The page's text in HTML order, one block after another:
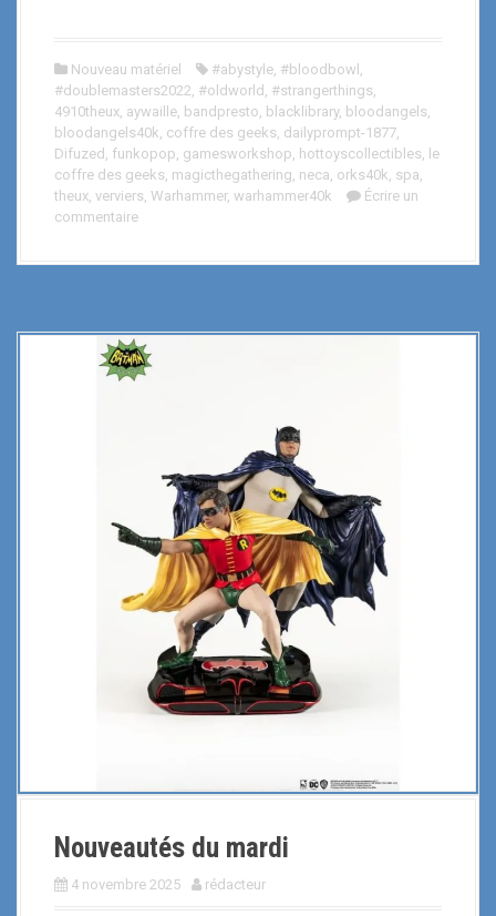
Nouveau matériel #abystyle #bloodbowl
#doublemasters2022 #oldworld #strangerthings
4910theux aywaille bandpresto blacklibrary, bloodangels
bloodangels40k coffre des geeks dailyprompt-1877
Difuzed funkopop gamesworkshop hottoyscollectibles
le
coffre des geeks magicthegathering neca orks40k spa
theux verviers Warhammer, warhammer40k
Écrire un
commentaire
Nouveautés du mardi
4 novembre 2025 rédacteur